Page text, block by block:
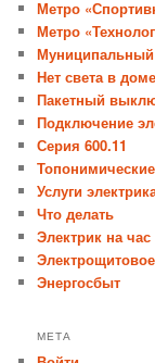
Метро
Метро
Муниципальный
Нет света в доме
Пакетный
Подключение
Серия 600.11
Услуги
Что делать
Электрик на час
Энергосбыт
МЕТА